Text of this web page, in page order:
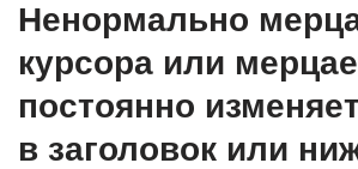
Ненормально
курсора или
постоянно
в заголовок или